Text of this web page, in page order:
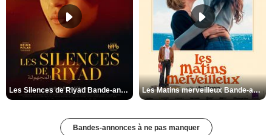
Les Silences de Riyad Bande-annonce VO STFR Les Matins merveilleux Bande-annonce VF
Bandes-annonces à ne pas manquer